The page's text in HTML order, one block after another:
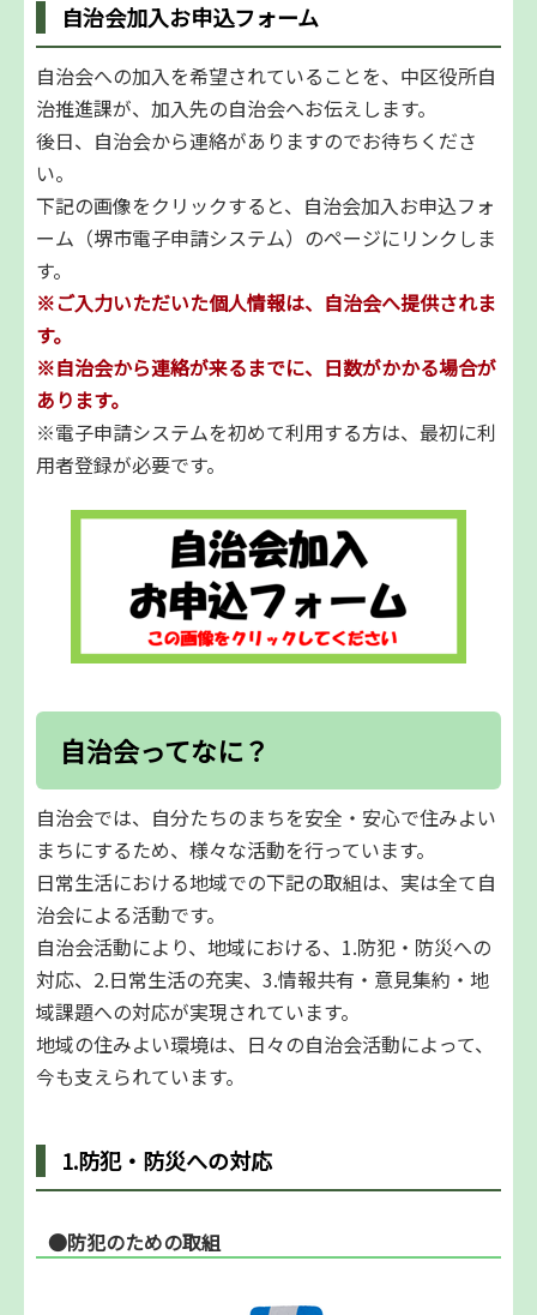
自治会加入お申込フォーム
自治会への加入を希望されていることを、中区役所自
治推進課が、加入先の自治会へお伝えします。
後日、自治会から連絡がありますのでお待ちくださ
い。
下記の画像をクリックすると、自治会加入お申込フォ
ーム（堺市電子申請システム）のページにリンクしま
す。
※ご入力いただいた個人情報は、自治会へ提供されま
す。
※自治会から連絡が来るまでに、日数がかかる場合が
あります。
※電子申請システムを初めて利用する方は、最初に利
用者登録が必要です。
自治会ってなに？
自治会では、自分たちのまちを安全・安心で住みよい
まちにするため、様々な活動を行っています。
日常生活における地域での下記の取組は、実は全て自
治会による活動です。
自治会活動により、地域における、1.防犯・防災への
対応、2.日常生活の充実、3.情報共有・意見集約・地
域課題への対応が実現されています。
地域の住みよい環境は、日々の自治会活動によって、
今も支えられています。
1.防犯・防災への対応
●防犯のための取組